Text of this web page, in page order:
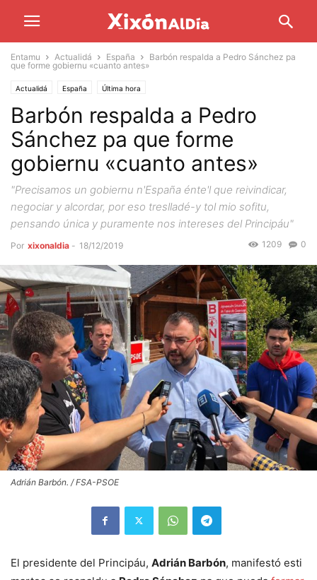
Entamu Actualidá España
Barbón respalda a Pedro Sánchez pa
que forme gobiernu «cuanto antes»
Actualidá España Última hora
Barbón respalda a Pedro
Sánchez pa que forme
gobiernu «cuanto antes»
"Precisamos un gobiernu n'España énte'l que reivindicar,
negociar y alcordar, por eso treslladé-y tol mio sofitu,
pensando única y puramente nos intereses del Principáu"
Por xixonaldia - 18/12/2019 0
1209
Adrián Barbón. / FSA-PSOE
El presidente del Principáu, Adrián Barbón, manifestó esti